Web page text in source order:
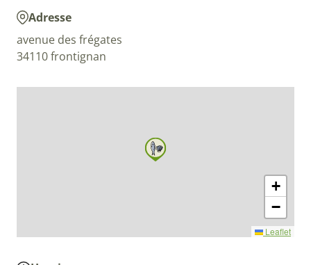
Adresse
avenue des frégates
34110 frontignan
+
−
Leaflet